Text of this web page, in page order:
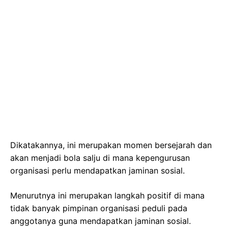
Dikatakannya, ini merupakan momen bersejarah dan
akan menjadi bola salju di mana kepengurusan
organisasi perlu mendapatkan jaminan sosial.
Menurutnya ini merupakan langkah positif di mana
tidak banyak pimpinan organisasi peduli pada
anggotanya guna mendapatkan jaminan sosial.